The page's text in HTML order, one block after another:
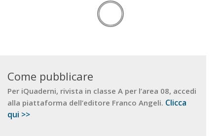
Come pubblicare
Per iQuaderni, rivista in classe A per l’area 08, accedi
alla piattaforma dell’editore Franco Angeli. Clicca
qui >>